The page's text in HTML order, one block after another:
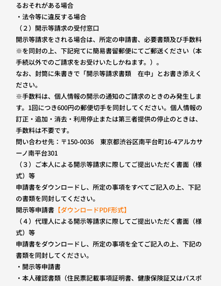
るおそれがある場合
・法令等に違反する場合
（２）開示等請求の受付窓口
開示等請求をされる場合は、所定の申請書、必要書類及び手数料
※を同封の上、下記宛てに簡易書留郵便にてご郵送ください（本
手続以外でのご請求をお受けいたしかねます。）。
なお、封筒に朱書きで「開示等請求書類 在中」とお書き添えく
ださい。
※手数料は、個人情報の開示の通知のご請求のときのみ発生しま
す。1回につき600円の郵便切手を同封してください。個人情報の
訂正・追加・消去・利用停止または第三者提供の停止のときは、
手数料は不要です。
問い合わせ先：〒150-0036 東京都渋谷区南平台町16-4アルカサ
ーノ南平台301
（３）ご本人による開示等請求に際してご提出いただく書面（様
式）等
申請書をダウンロードし、所定の事項をすべてご記入の上、下記
の書類を同封してください。
開示等申請書 【ダウンロードPDF形式】
（４）代理人による開示等請求に際してご提出いただく書面（様
式）等
申請書をダウンロードし、所定の事項を全てご記入の上、下記の
書類を同封してください。
・開示等申請書
・本人確認書類（住民票記載事項証明書、健康保険証又はパスポ